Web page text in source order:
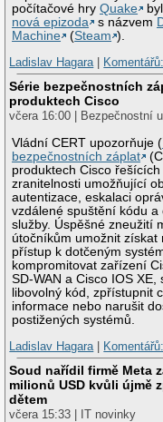
počítačové hryQuake
nová epizoda
s názvem
Machine
(Steam ).
Ladislav Hagara|
Série bezpečnostních
produktech Cisco
včera 16:00 | Bezpečnostní
Vládní CERT upozorňuje (
bezpečnostních záplat
produktech Cisco řešících
zranitelnosti umožňující
autentizace, eskalaci
vzdálené spuštění kódu a
služby. Úspěšné zneužití
útočníkům umožnit získat
přístup k dotčeným
kompromitovat zařízení
SD-WAN a Cisco IOS XE,
libovolný kód, zpřístupnit
informace nebo narušit
postižených systémů.
Ladislav Hagara|
Soud nařídil firmě Meta
milionů USD kvůli újmě
dětem
včera 15:33 | IT novinky